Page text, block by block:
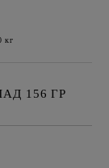
кг
156 ГР